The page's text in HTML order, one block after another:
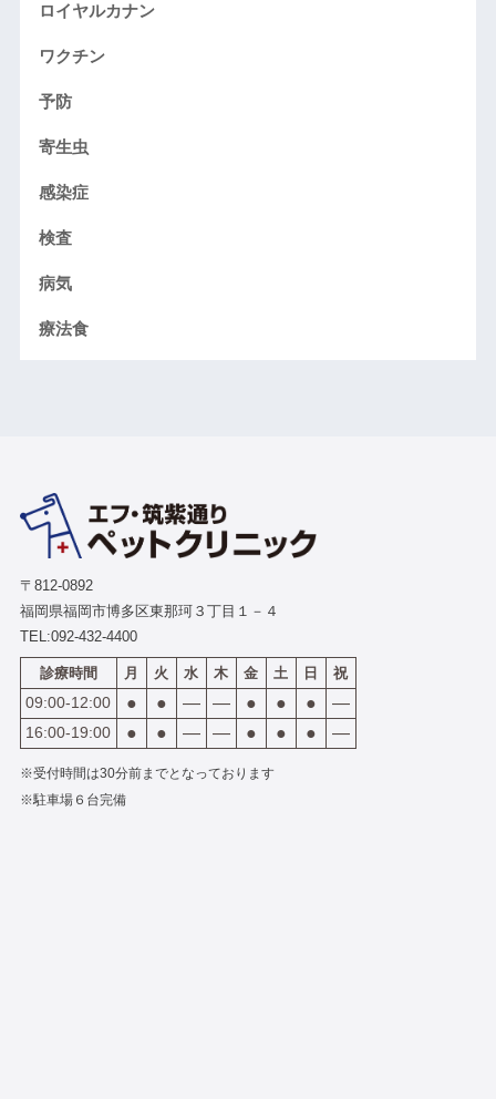
ロイヤルカナン
ワクチン
予防
寄生虫
感染症
検査
病気
療法食
〒812-0892
福岡県福岡市博多区東那珂３丁目１－４
TEL:092-432-4400
診療時間 月 火 水 木 金 土 日 祝
09:00-12:00 ● ● ― ― ● ● ● ―
16:00-19:00 ● ● ― ― ● ● ● ―
※受付時間は30分前までとなっております
※駐車場６台完備